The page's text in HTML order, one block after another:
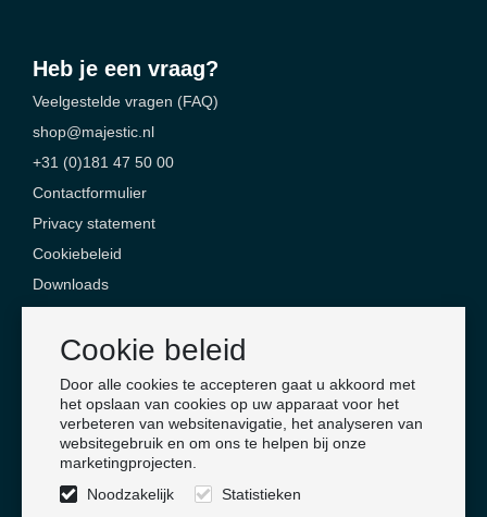
Cookie beleid
Door alle cookies te accepteren gaat u akkoord met
het opslaan van cookies op uw apparaat voor het
verbeteren van websitenavigatie, het analyseren van
websitegebruik en om ons te helpen bij onze
marketingprojecten.
Noodzakelijk
Statistieken
Heb je een vraag?
Veelgestelde vragen (FAQ)
shop@majestic.nl
+31 (0)181 47 50 00
Contactformulier
Privacy statement
Cookiebeleid
Downloads
Majestic Safety Products & Services
Jan Campertlaan 6
3201 AX Spijkenisse
Nederland